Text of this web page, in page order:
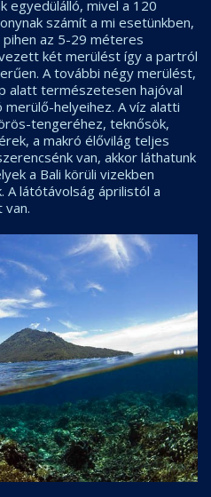
egyedülálló, mivel a 120
számít a mi esetünkben,
az 5-29 méteres
két merülést így a partról
A további négy merülést,
alatt természetesen hajóval
helyeihez. A víz alatti
tengeréhez, teknősök,
a makró élővilág teljes
van, akkor láthatunk
a Bali körüli vizekben
A látótávolság áprilistól a